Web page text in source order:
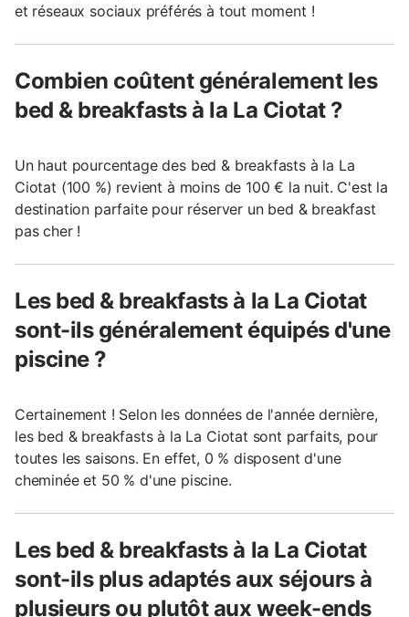
et réseaux sociaux préférés à tout moment !
Combien coûtent généralement les
bed & breakfasts à la La Ciotat ?
Un haut pourcentage des bed & breakfasts à la La
Ciotat (100 %) revient à moins de 100 € la nuit. C'est la
destination parfaite pour réserver un bed & breakfast
pas cher !
Les bed & breakfasts à la La Ciotat
sont-ils généralement équipés d'une
piscine ?
Certainement ! Selon les données de l'année dernière,
les bed & breakfasts à la La Ciotat sont parfaits, pour
toutes les saisons. En effet, 0 % disposent d'une
cheminée et 50 % d'une piscine.
Les bed & breakfasts à la La Ciotat
sont-ils plus adaptés aux séjours à
plusieurs ou plutôt aux week-ends